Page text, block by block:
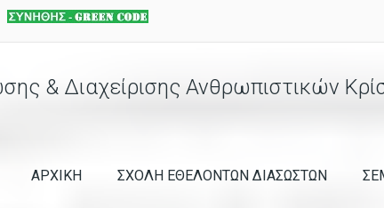
& Διαχείρισης Ανθρωπιστικών
ΑΡΧΙΚΗ ΣΧΟΛΗ ΕΘΕΛΟΝΤΩΝ ΔΙΑΣΩΣΤΩΝ